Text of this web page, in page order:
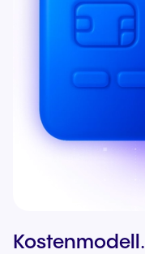
Kostenmodell.